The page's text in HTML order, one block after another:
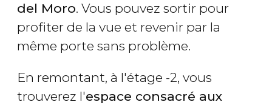
del Moro. Vous pouvez sortir pour
profiter de la vue et revenir par la
même porte sans problème.
En remontant, à l'étage -2, vous
trouverez l'espace consacré aux